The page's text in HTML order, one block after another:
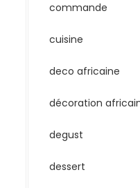
commande
cuisine
deco africaine
décoration
degust
dessert